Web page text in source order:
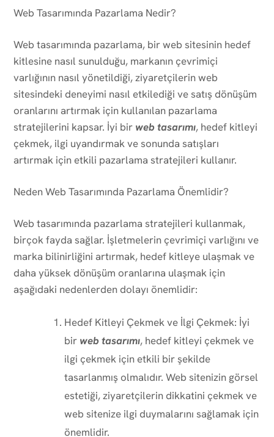
Web Tasarımında Pazarlama Nedir?
Web tasarımında pazarlama, bir web sitesinin hedef
kitlesine nasıl sunulduğu, markanın çevrimiçi
varlığının nasıl yönetildiği, ziyaretçilerin web
sitesindeki deneyimi nasıl etkilediği ve satış dönüşüm
oranlarını artırmak için kullanılan pazarlama
stratejilerini kapsar. İyi bir web tasarımı, hedef kitleyi
çekmek, ilgi uyandırmak ve sonunda satışları
artırmak için etkili pazarlama stratejileri kullanır.
Neden Web Tasarımında Pazarlama Önemlidir?
Web tasarımında pazarlama stratejileri kullanmak,
birçok fayda sağlar. İşletmelerin çevrimiçi varlığını ve
marka bilinirliğini artırmak, hedef kitleye ulaşmak ve
daha yüksek dönüşüm oranlarına ulaşmak için
aşağıdaki nedenlerden dolayı önemlidir:
Hedef Kitleyi Çekmek ve İlgi Çekmek: İyi
bir web tasarımı, hedef kitleyi çekmek ve
ilgi çekmek için etkili bir şekilde
tasarlanmış olmalıdır. Web sitenizin görsel
estetiği, ziyaretçilerin dikkatini çekmek ve
web sitenize ilgi duymalarını sağlamak için
önemlidir.